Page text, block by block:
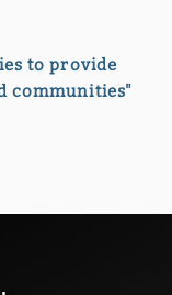
to provide
communities"